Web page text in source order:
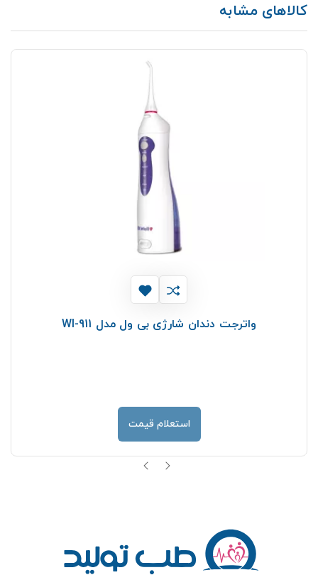
کالاهای مشابه
واترجت دندان شارژی بی ول مدل WI-911
استعلام قیمت